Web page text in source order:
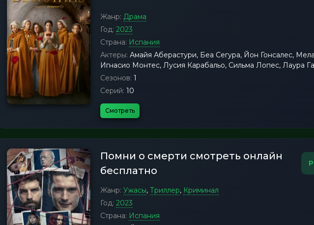
Жанр: Драма
Год: 2023
Страна: Испания
Актеры: Амайя Аберастури, Беа Сегура, Йон Гонсалес,
Игнасио Монтес, Лусия Карабальо, Сильма Лопес, Лаура
Сезонов: 1
Серий: 10
Смотреть
Помни о смерти смотреть онлайн
бесплатно
Жанр: Ужасы, Триллер, Криминал
Год: 2023
Страна: Испания